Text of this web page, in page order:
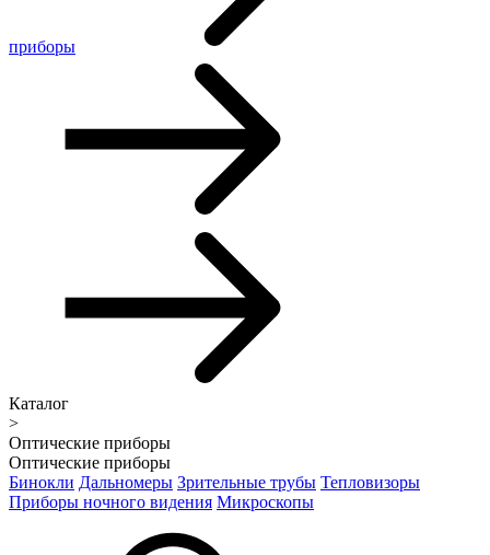
приборы
Каталог
>
Оптические приборы
Оптические приборы
Бинокли Дальномеры Зрительные трубы Тепловизоры
Приборы ночного видения Микроскопы